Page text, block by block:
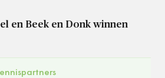
en Beek en Donk winnen